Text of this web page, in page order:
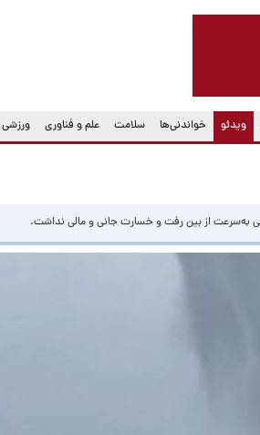
ویدئو
(current) خواندنی‌ها سلامت علم و فناوری ورزشی
آبی به‌سرعت از بین رفت و خسارت جانی و مالی نداشت.